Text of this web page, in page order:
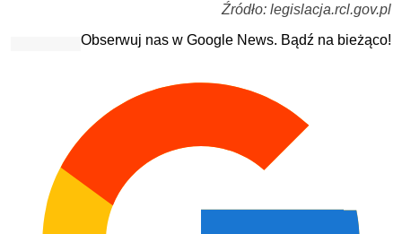
Źródło: legislacja.rcl.gov.pl
Obserwuj nas w Google News. Bądź na bieżąco!